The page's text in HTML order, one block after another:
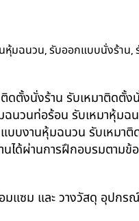
หุ้มฉนวน,รับออกแบบนั่งร้าน,
ดตั้งนั่งร้าน รับเหมาติดตั้ง
นวนท่อร้อน รับเหมาหุ้มฉ
บบงานหุ้มฉนวน รับเหมา
ได้ผ่านการฝึกอบรมตามข้
มแซม และ วางวัสดุ อุปกร